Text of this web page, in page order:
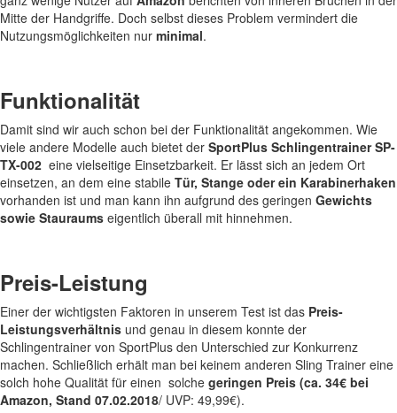
Mitte der Handgriffe. Doch selbst dieses Problem vermindert die
Nutzungsmöglichkeiten nur minimal.
Funktionalität
Damit sind wir auch schon bei der Funktionalität angekommen. Wie
viele andere Modelle auch bietet der SportPlus Schlingentrainer SP-
TX-002 eine vielseitige Einsetzbarkeit. Er lässt sich an jedem Ort
einsetzen, an dem eine stabile Tür, Stange oder ein Karabinerhaken
vorhanden ist und man kann ihn aufgrund des geringen Gewichts
sowie Stauraums eigentlich überall mit hinnehmen.
Preis-Leistung
Einer der wichtigsten Faktoren in unserem Test ist das Preis-
Leistungsverhältnis und genau in diesem konnte der
Schlingentrainer von SportPlus den Unterschied zur Konkurrenz
machen. Schließlich erhält man bei keinem anderen Sling Trainer eine
solch hohe Qualität für einen solche geringen Preis (ca. 34€ bei
Amazon, Stand 07.02.2018/ UVP: 49,99€).